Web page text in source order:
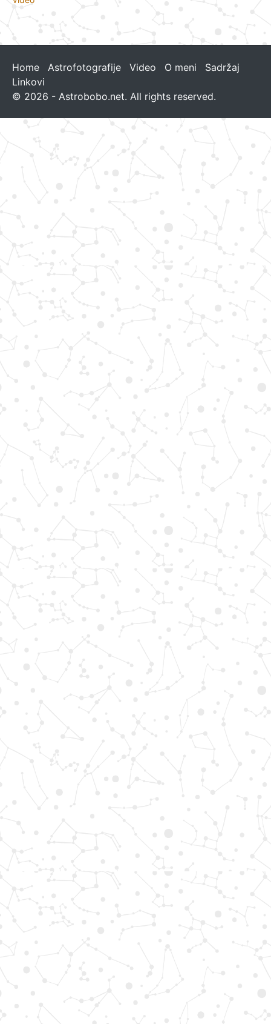
Home Astrofotografije Video O meni
Sadržaj
Linkovi
© 2026 - Astrobobo.net. All rights reserved.